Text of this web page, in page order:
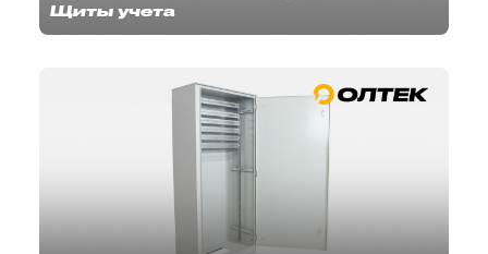
Щиты учета